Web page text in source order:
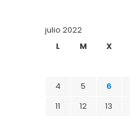
julio 2022
L
M X
4
5 6
11
12 13